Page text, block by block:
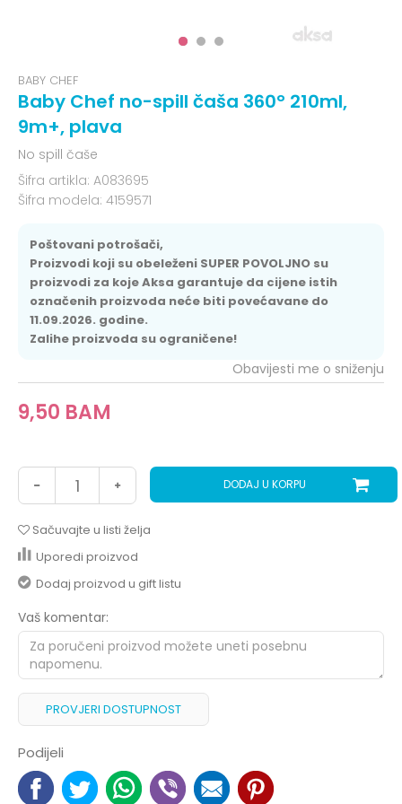
BABY CHEF
Baby Chef no-spill čaša 360° 210ml,
9m+, plava
No spill čaše
Šifra artikla: A083695
Šifra modela: 4159571
Poštovani potrošači,
Proizvodi koji su obeleženi SUPER POVOLJNO su
proizvodi za koje Aksa garantuje da cijene istih
označenih proizvoda neće biti povećavane do
11.09.2026. godine.
Zalihe proizvoda su ograničene!
9,50 BAM
Obavijesti me o sniženju
DODAJ U KORPU
Sačuvajte u listi želja
Uporedi proizvod
Dodaj proizvod u gift listu
Vaš komentar:
PROVJERI DOSTUPNOST
Podijeli